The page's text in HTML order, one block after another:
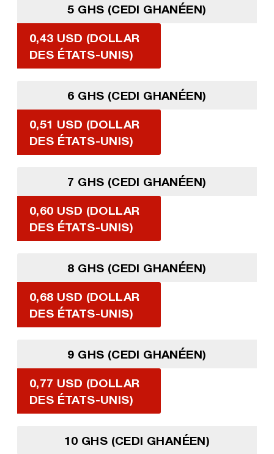
5 GHS (CEDI GHANÉEN)
0,43 USD (DOLLAR
DES ÉTATS-UNIS)
6 GHS (CEDI GHANÉEN)
0,51 USD (DOLLAR
DES ÉTATS-UNIS)
7 GHS (CEDI GHANÉEN)
0,60 USD (DOLLAR
DES ÉTATS-UNIS)
8 GHS (CEDI GHANÉEN)
0,68 USD (DOLLAR
DES ÉTATS-UNIS)
9 GHS (CEDI GHANÉEN)
0,77 USD (DOLLAR
DES ÉTATS-UNIS)
10 GHS (CEDI GHANÉEN)